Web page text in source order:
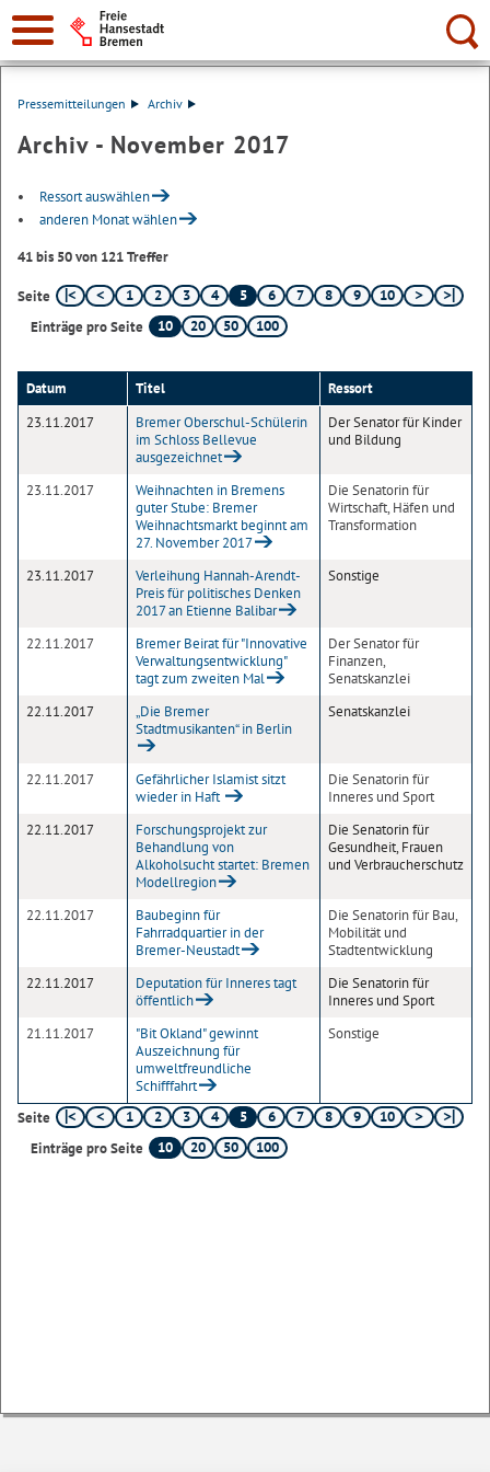
Suche:
Pressemitteilungen Archiv
Archiv - November 2017
Ressort auswählen
anderen Monat wählen
41 bis 50 von 121 Treffer
Seite 1 2 3 4 5 6 7 8 9
10
Einträge pro Seite
10 20 50 100
Datum Titel
Ressort
23.11.2017
Bremer Oberschul-Schülerin
im Schloss Bellevue
ausgezeichnet
Der Senator für Kinder
und Bildung
23.11.2017
Weihnachten in Bremens
guter Stube: Bremer
Weihnachtsmarkt beginnt am
27. November 2017
Die Senatorin für
Wirtschaft, Häfen und
Transformation
23.11.2017
Verleihung Hannah-Arendt-
Preis für politisches Denken
2017 an Etienne Balibar
Sonstige
22.11.2017
Bremer Beirat für "Innovative
Verwaltungsentwicklung"
tagt zum zweiten Mal
Der Senator für
Finanzen,
Senatskanzlei
22.11.2017
„Die Bremer
Stadtmusikanten“ in Berlin
Senatskanzlei
22.11.2017
Gefährlicher Islamist sitzt
wieder in Haft
Die Senatorin für
Inneres und Sport
22.11.2017
Forschungsprojekt zur
Behandlung von
Alkoholsucht startet: Bremen
Modellregion
Die Senatorin für
Gesundheit, Frauen
und Verbraucherschutz
22.11.2017
Baubeginn für
Fahrradquartier in der
Bremer-Neustadt
Die Senatorin für Bau,
Mobilität und
Stadtentwicklung
22.11.2017
Deputation für Inneres tagt
öffentlich
Die Senatorin für
Inneres und Sport
21.11.2017
"Bit Okland" gewinnt
Auszeichnung für
umweltfreundliche
Schifffahrt
Sonstige
Seite 1 2 3 4 5 6 7 8 9
10
Einträge pro Seite
10 20 50 100